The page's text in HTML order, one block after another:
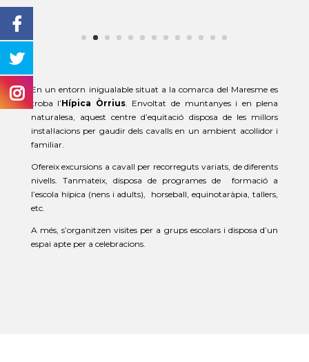
En un entorn inigualable situat a la comarca del Maresme es
troba l’Hípica Òrrius. Envoltat de muntanyes i en plena
naturalesa, aquest centre d’equitació disposa de les millors
instal·lacions per gaudir dels cavalls en un ambient acollidor i
familiar.
Ofereix excursions a cavall per recorreguts variats, de diferents
nivells. Tanmateix, disposa de programes de formació a
l’escola hípica (nens i adults), horseball, equinotaràpia, tallers,
etc.
A més, s’organitzen visites per a grups escolars i disposa d’un
espai apte per a celebracions.